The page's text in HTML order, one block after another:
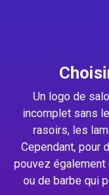
Un logo de
incomplet sans
rasoirs, les
Cependant, pour
pouvez
ou de barbe qui